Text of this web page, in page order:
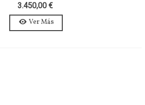
600W-ESTEREO-MPX
3.450,00 €
Ver Más